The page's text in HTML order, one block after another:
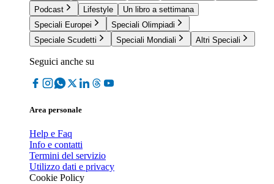
Podcast
Lifestyle
Un libro a settimana
Speciali Europei
Speciali Olimpiadi
Speciale Scudetti
Speciali Mondiali Altri Speciali
Seguici anche su
Area personale
Help e Faq
Info e contatti
Termini del servizio
Utilizzo dati e privacy
Cookie Policy